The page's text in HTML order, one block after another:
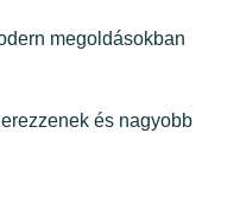
megoldásokban
és nagyobb